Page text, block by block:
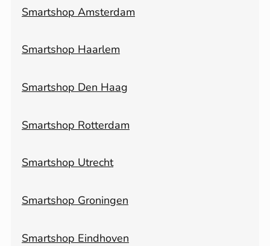
Smartshop Amsterdam
Smartshop Haarlem
Smartshop Den Haag
Smartshop Rotterdam
Smartshop Utrecht
Smartshop Groningen
Smartshop Eindhoven